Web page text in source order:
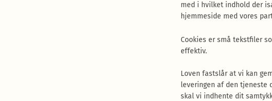
med i hvilket indhold der
hjemmeside med vores
Cookies er små tekstfiler
effektiv.
Loven fastslår at vi kan
leveringen af den tjeneste
skal vi indhente dit